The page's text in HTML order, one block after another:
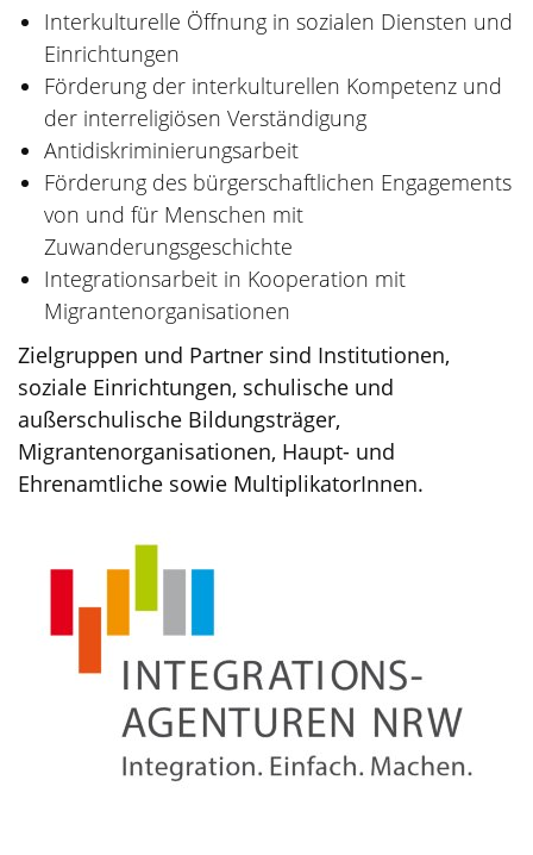
Interkulturelle Öffnung in sozialen Diensten und
Einrichtungen
Förderung der interkulturellen Kompetenz und
der interreligiösen Verständigung
Antidiskriminierungsarbeit
Förderung des bürgerschaftlichen Engagements
von und für Menschen mit
Zuwanderungsgeschichte
Integrationsarbeit in Kooperation mit
Migrantenorganisationen
Zielgruppen und Partner sind Institutionen,
soziale Einrichtungen, schulische und
außerschulische Bildungsträger,
Migrantenorganisationen, Haupt- und
Ehrenamtliche sowie MultiplikatorInnen.